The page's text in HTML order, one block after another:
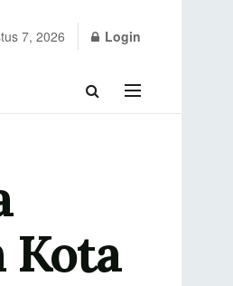
7, 2026 Login
Kota